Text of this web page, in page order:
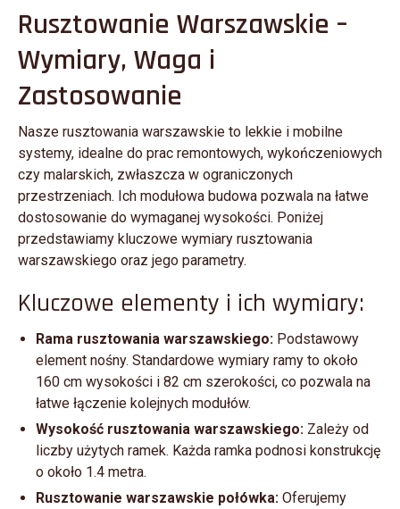
Rusztowanie Warszawskie –
Wymiary, Waga i
Zastosowanie
Nasze rusztowania warszawskie to lekkie i mobilne
systemy, idealne do prac remontowych, wykończeniowych
czy malarskich, zwłaszcza w ograniczonych
przestrzeniach. Ich modułowa budowa pozwala na łatwe
dostosowanie do wymaganej wysokości. Poniżej
przedstawiamy kluczowe wymiary rusztowania
warszawskiego oraz jego parametry.
Kluczowe elementy i ich wymiary:
Rama rusztowania warszawskiego: Podstawowy
element nośny. Standardowe wymiary ramy to około
160 cm wysokości i 82 cm szerokości, co pozwala na
łatwe łączenie kolejnych modułów.
Wysokość rusztowania warszawskiego: Zależy od
liczby użytych ramek. Każda ramka podnosi konstrukcję
o około 1.4 metra.
Rusztowanie warszawskie połówka: Oferujemy